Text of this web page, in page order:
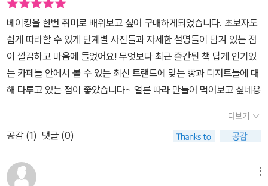
시 이 책의 장점입니다.실제로 저는 에어프라이어를 이용해 쿠키도
스콘도 구웠는데오븐 못지않게 노릇 맛있게 구워졌어요!그리고 챕터
2는 케이크, 파운드 케이크 타르트랑쳅터 3에는 무반죽 빵과 반죽빵
까지 만들어 볼 수 있어저도 모처럼 반죽기를 주방 깊숙이에서 꺼내
보았습니다.진짜 만들어보고싶은 것들이 넘 많은 책이에요.게다가 이
첨부해봅니다.전부다 진기베 레시피 x 에어프라이어 조합으로 구웠
구요.이상 요즘 저의 최애 베이킹 책이었습니당
의 눈높이에 맞춰 설명이 되어 있는데다 레시피 메뉴도 트랜디하
고 뭣보다 독자들의 제안에 귀기울여 만든 책이어서 레시피대로 따라
만들다보면 맛보장도 되니 이건 뭐~^^올초 홈베이킹에 삘받아서 도
서관에서도 여러권을 대여해왔는데이렇게 꼼꼼하게 설명되어 있는
책이 사실 잘 없기도했구요눈에 쏙쏙 들어오는 편집과 설명이 좋아서
이번 진기베 2탄 역시 후회없는 선택이었다고 봐요베이킹책 한권으
로 요즘 인기 베이킹을 해보고싶다면~함께 진짜 기본 베이킹2탄을
펼쳐볼까요 ^^책의 목차는 Part1 작은 과자Part2 케이크&파운드케
드가 나와있고책을 따라 하는데 필요한 재료와 도구,오븐 그리고 기
본 테크닉과 용어 설명또 베이킹 실패를 줄이는 원칙이라던가 Q&A
베이킹을 한번 취미로 배워보고 싶어 구매하게되었습니다. 초보자도
쉽게 따라할 수 있게 단계별 사진들과 자세한 설명들이 담겨 있는 점
이 깔끔하고 마음에 들었어요! 무엇보다 최근 출간된 책 답게 인기있
는 카페들 안에서 볼 수 있는 최신 트랜드에 맞는 빵과 디저트들에 대
해 다루고 있는 점이 좋았습니다~ 얼른 따라 만들어 먹어보고 싶네용
더보기
공감 (1) 댓글 (0)